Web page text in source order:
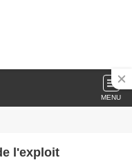
MENU
l'exploit